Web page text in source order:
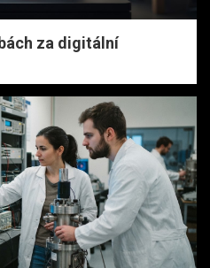
za digitální